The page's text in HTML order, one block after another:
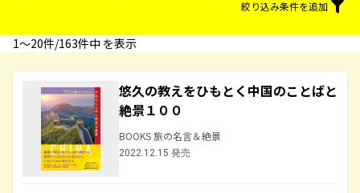
絞り込み条件を追加
1〜20件/163件中 を表示
悠久の教えをひもとく中国のことばと
絶景１００
BOOKS 旅の名言＆絶景
2022.12.15 発売